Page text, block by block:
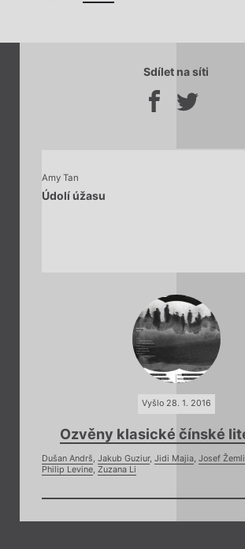
Sdílet na síti
Amy Tan
Údolí úžasu
Vyšlo 28. 1. 2016
Ozvěny klasické čínské
Dušan Andrš, Jakub Guziur, Jidi Majia, Josef
Philip Levine, Zuzana Li